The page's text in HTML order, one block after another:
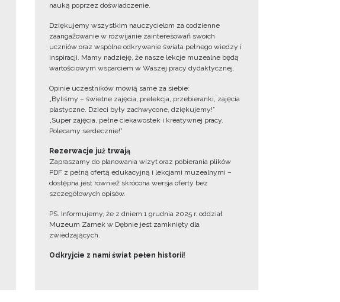
nauką poprzez doświadczenie.
Dziękujemy wszystkim nauczycielom za codzienne
zaangażowanie w rozwijanie zainteresowań swoich
uczniów oraz wspólne odkrywanie świata pełnego wiedzy i
inspiracji. Mamy nadzieję, że nasze lekcje muzealne będą
wartościowym wsparciem w Waszej pracy dydaktycznej.
Opinie uczestników mówią same za siebie:
„Byliśmy – świetne zajęcia, prelekcja, przebieranki, zajęcia
plastyczne. Dzieci były zachwycone, dziękujemy!”
„Super zajęcia, pełne ciekawostek i kreatywnej pracy.
Polecamy serdecznie!”
Rezerwacje już trwają
Zapraszamy do planowania wizyt oraz pobierania plików
PDF z pełną ofertą edukacyjną i lekcjami muzealnymi –
dostępna jest również skrócona wersja oferty bez
szczegółowych opisów.
PS. Informujemy, że z dniem 1 grudnia 2025 r. oddział
Muzeum Zamek w Dębnie jest zamknięty dla
zwiedzających.
Odkryjcie z nami świat pełen historii!